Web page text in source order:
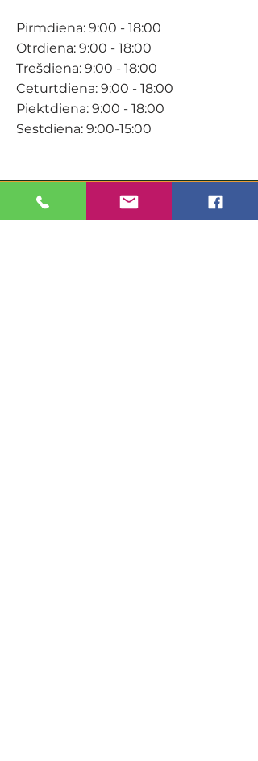
Pirmdiena: 9:00 - 18:00
Otrdiena: 9:00 - 18:00
Trešdiena: 9:00 - 18:00
Ceturtdiena: 9:00 - 18:00
Piektdiena: 9:00 - 18:00
Sestdiena: 9:00-15:00
KONTAKTI